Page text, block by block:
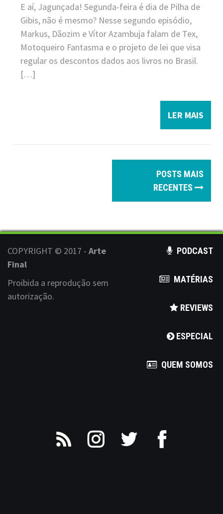
E aí, Jagunçada! Segunda-feira é dia de Pilha de
Gibis, não é mesmo? Nesse segundo episódio,
Markus, Dãozim e Vítor Azambuja falam de Tex,
Motoqueiro Fantasma e o projeto de lei que visa
regular os descontos dados aos livros no Brasil.
[…]
LER MAIS
t
s
n
a
v
POSTS MAIS
RECENTES
COPYRIGHT © 2017 - Arte
Final
Proibida a reprodução sem
autorização.
PODCAST
MATÉRIAS
REVIEWS
ESPECIAL
QUEM SOMOS